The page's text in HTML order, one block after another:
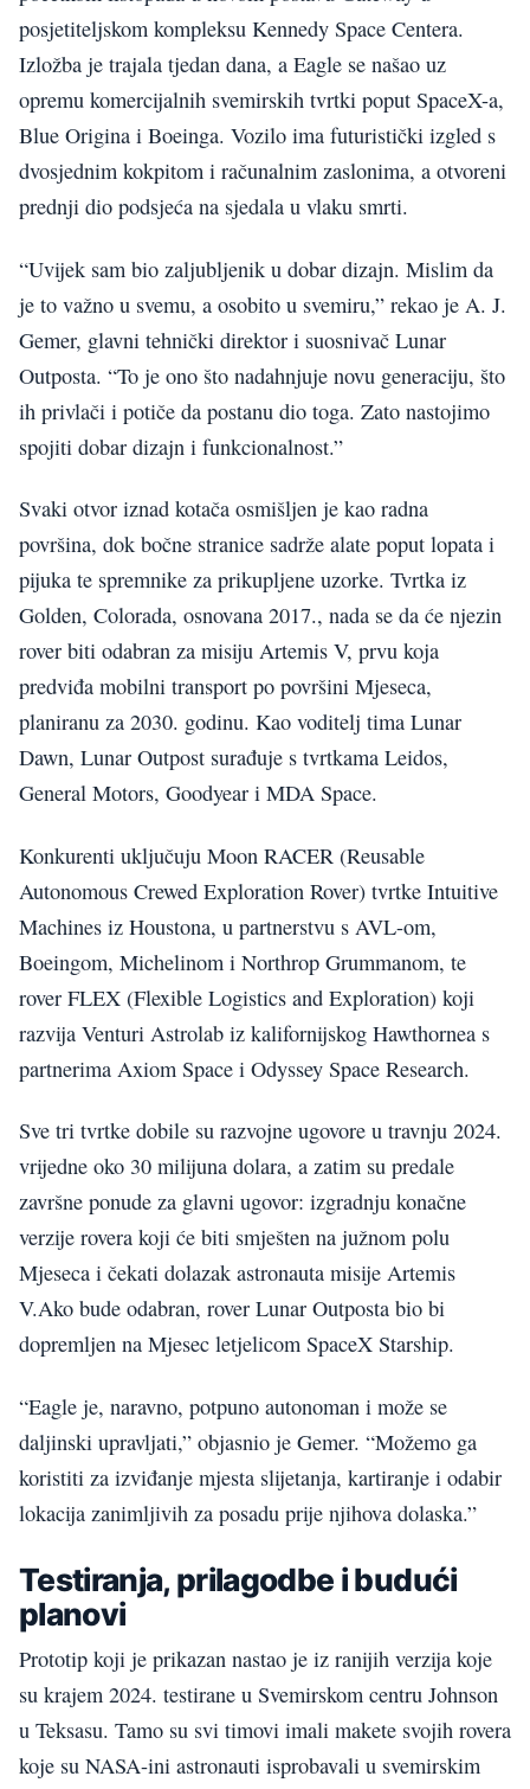
posjetiteljskom kompleksu Kennedy Space Centera.
Izložba je trajala tjedan dana, a Eagle se našao uz
opremu komercijalnih svemirskih tvrtki poput SpaceX-a,
Blue Origina i Boeinga. Vozilo ima futuristički izgled s
dvosjednim kokpitom i računalnim zaslonima, a otvoreni
prednji dio podsjeća na sjedala u vlaku smrti.
“Uvijek sam bio zaljubljenik u dobar dizajn. Mislim da
je to važno u svemu, a osobito u svemiru,” rekao je A. J.
Gemer, glavni tehnički direktor i suosnivač Lunar
Outposta. “To je ono što nadahnjuje novu generaciju, što
ih privlači i potiče da postanu dio toga. Zato nastojimo
spojiti dobar dizajn i funkcionalnost.”
Svaki otvor iznad kotača osmišljen je kao radna
površina, dok bočne stranice sadrže alate poput lopata i
pijuka te spremnike za prikupljene uzorke. Tvrtka iz
Golden, Colorada, osnovana 2017., nada se da će njezin
rover biti odabran za misiju Artemis V, prvu koja
predviđa mobilni transport po površini Mjeseca,
planiranu za 2030. godinu. Kao voditelj tima Lunar
Dawn, Lunar Outpost surađuje s tvrtkama Leidos,
General Motors, Goodyear i MDA Space.
Konkurenti uključuju Moon RACER (Reusable
Autonomous Crewed Exploration Rover) tvrtke Intuitive
Machines iz Houstona, u partnerstvu s AVL-om,
Boeingom, Michelinom i Northrop Grummanom, te
rover FLEX (Flexible Logistics and Exploration) koji
razvija Venturi Astrolab iz kalifornijskog Hawthornea s
partnerima Axiom Space i Odyssey Space Research.
Sve tri tvrtke dobile su razvojne ugovore u travnju 2024.
vrijedne oko 30 milijuna dolara, a zatim su predale
završne ponude za glavni ugovor: izgradnju konačne
verzije rovera koji će biti smješten na južnom polu
Mjeseca i čekati dolazak astronauta misije Artemis
V.Ako bude odabran, rover Lunar Outposta bio bi
dopremljen na Mjesec letjelicom SpaceX Starship.
“Eagle je, naravno, potpuno autonoman i može se
daljinski upravljati,” objasnio je Gemer. “Možemo ga
koristiti za izviđanje mjesta slijetanja, kartiranje i odabir
lokacija zanimljivih za posadu prije njihova dolaska.”
Testiranja, prilagodbe i budući
planovi
Prototip koji je prikazan nastao je iz ranijih verzija koje
su krajem 2024. testirane u Svemirskom centru Johnson
u Teksasu. Tamo su svi timovi imali makete svojih rovera
koje su NASA-ini astronauti isprobavali u svemirskim